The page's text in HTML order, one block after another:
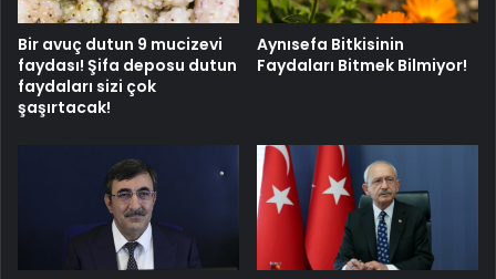
Bir avuç dutun 9 mucizevi
faydası! Şifa deposu dutun
faydaları sizi çok
şaşırtacak!
Aynısefa Bitkisinin
Faydaları Bitmek Bilmiyor!